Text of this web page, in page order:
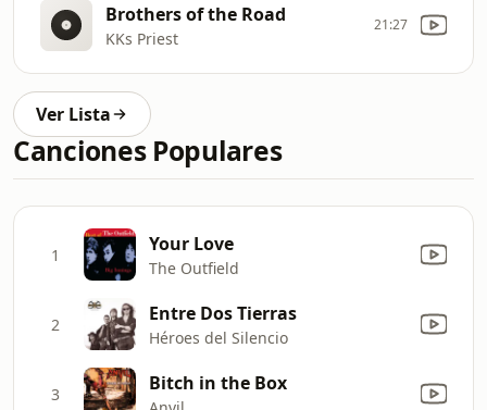
Brothers of the Road
KKs Priest
21:27
Ver Lista
Canciones Populares
1 Your Love
The Outfield
2 Entre Dos Tierras
Héroes del Silencio
3 Bitch in the Box